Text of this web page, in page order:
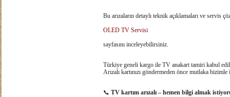
Bu arızaların detaylı teknik açıklamaları ve servis
OLED TV Servisi
sayfasını inceleyebilirsiniz.
Türkiye geneli kargo ile TV anakart tamiri kabul
Arızalı kartınızı göndermeden önce mutlaka
📞 TV kartım arızalı – hemen bilgi almak